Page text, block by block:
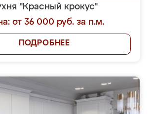
"Красный крокус"
от 36 000 руб. за п.м.
ПОДРОБНЕЕ